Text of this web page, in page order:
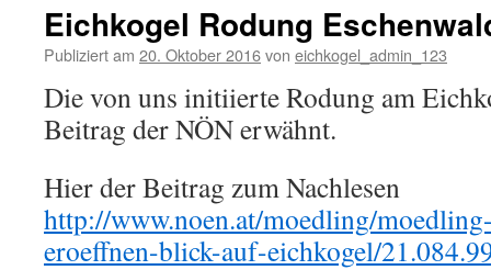
Eichkogel Rodung
Publiziert am 20. Oktober 2016von eichkogel_admin_123
Die von uns initiierte Rodung am
Beitrag der NÖN erwähnt.
Hier der Beitrag zum Nachlesen
http://www.noen.at/moedling/
eroeffnen-blick-auf-eichkogel/